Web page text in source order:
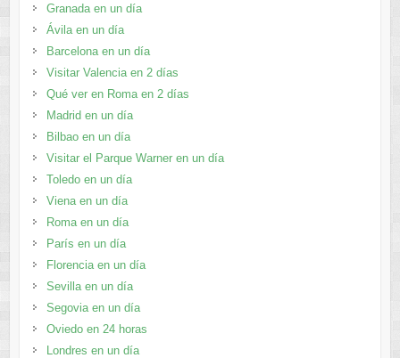
Granada en un día
Ávila en un día
Barcelona en un día
Visitar Valencia en 2 días
Qué ver en Roma en 2 días
Madrid en un día
Bilbao en un día
Visitar el Parque Warner en un día
Toledo en un día
Viena en un día
Roma en un día
París en un día
Florencia en un día
Sevilla en un día
Segovia en un día
Oviedo en 24 horas
Londres en un día